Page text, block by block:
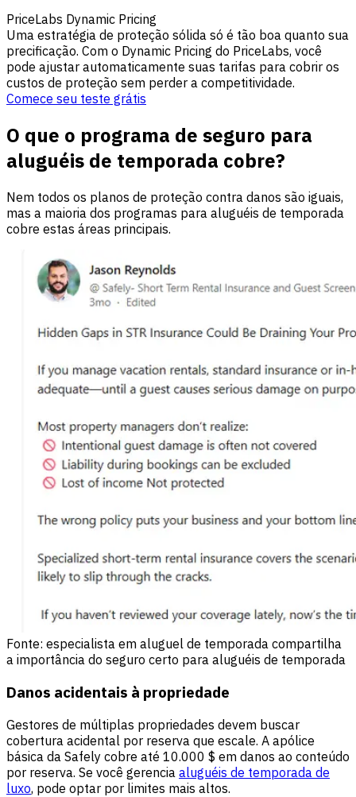
PriceLabs Dynamic Pricing
Uma estratégia de proteção sólida só é tão boa quanto sua
precificação. Com o Dynamic Pricing do PriceLabs, você
pode ajustar automaticamente suas tarifas para cobrir os
custos de proteção sem perder a competitividade.
Comece seu teste grátis
O que o programa de seguro para
aluguéis de temporada cobre?
Nem todos os planos de proteção contra danos são iguais,
mas a maioria dos programas para aluguéis de temporada
cobre estas áreas principais.
Fonte: especialista em aluguel de temporada compartilha
a importância do seguro certo para aluguéis de temporada
Danos acidentais à propriedade
Gestores de múltiplas propriedades devem buscar
cobertura acidental por reserva que escale. A apólice
básica da Safely cobre até 10.000 $ em danos ao conteúdo
por reserva. Se você gerencia aluguéis de temporada de
luxo, pode optar por limites mais altos.